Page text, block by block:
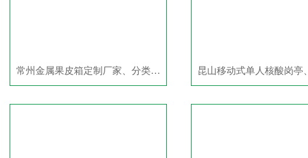
常州金属果皮箱定制厂家、分类垃圾桶制品厂